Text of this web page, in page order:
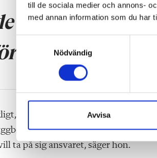
till de sociala medier och annons-
med annan information som du har
a
y
s
v
Nödvändig
Avvisa
finnas regler
det borde finnas regler att följa
får fria händer, det är ett
ta på sig ansvaret, säger hon.